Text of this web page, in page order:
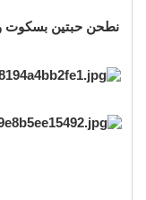
نطحن حبتين بسكوت